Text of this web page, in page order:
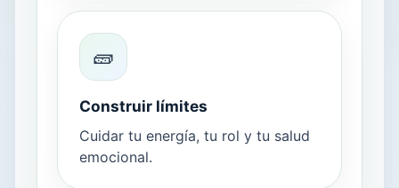
🧱
Construir límites
Cuidar tu energía, tu rol y tu salud
emocional.